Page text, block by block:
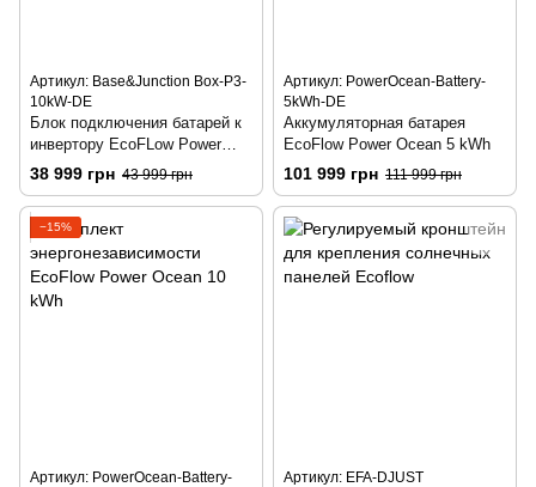
Артикул: Base&Junction Box-P3-
10kW-DE
Блок подключения батарей к
инвертору EcoFLow Power
Ocean - Junction Box
38 999 грн 43 999 грн
Артикул: PowerOcean-Battery-
5kWh-DE
Аккумуляторная батарея
EcoFlow Power Ocean 5 kWh
101 999 грн 111 999 грн
−15%
Артикул: PowerOcean-Battery-
Артикул: EFA-DJUST